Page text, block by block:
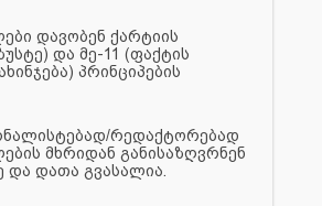
დავობენ ქარტიის
და მე-11 (ფაქტის
პრინციპების
რედაქტორებად
მხრიდან განისაზღვრნენ
და დათა გვასალია.